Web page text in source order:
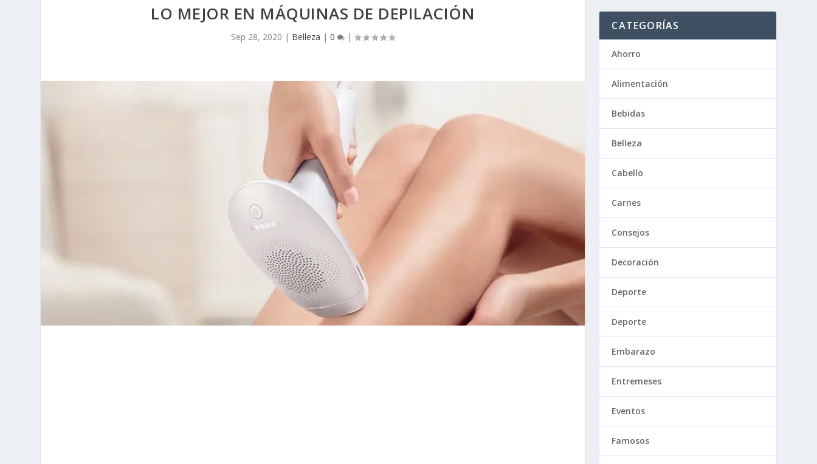
LO MEJOR EN MÁQUINAS DE DEPILACIÓN
Sep 28, 2020 | Belleza |0 |
CATEGORÍAS
Ahorro
Alimentación
Bebidas
Belleza
Cabello
Carnes
Consejos
Decoración
Deporte
Deporte
Embarazo
Entremeses
Eventos
Famosos